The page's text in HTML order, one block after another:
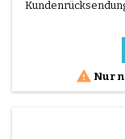
unseren
Badewanne
Räume und auf
 Nur